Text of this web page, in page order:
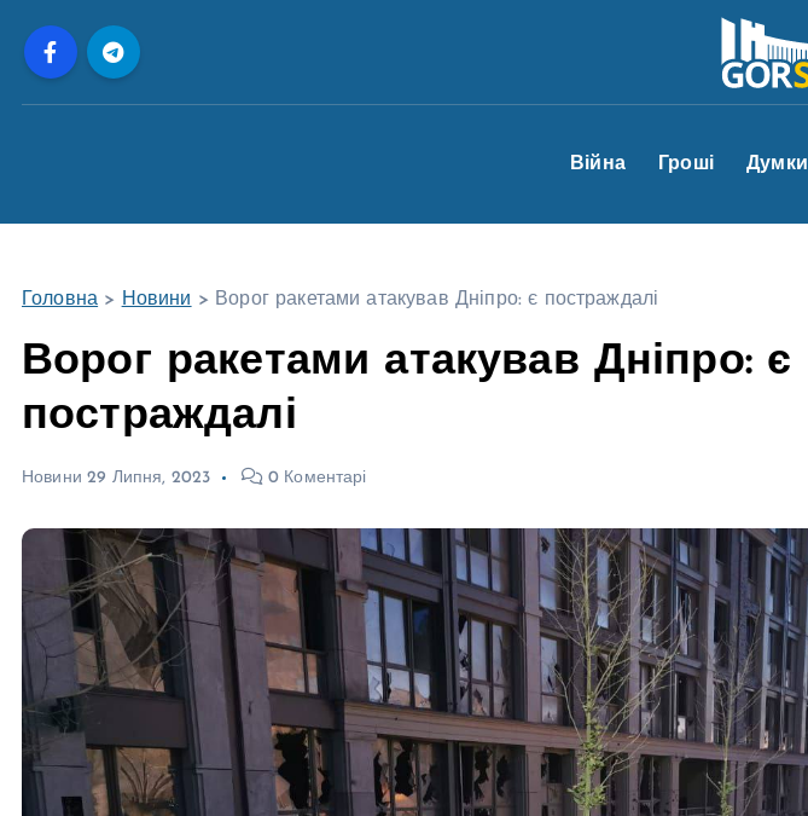
Війна Гроші Думки
Головна > Новини > Ворог ракетами атакував Дніпро: є постраждалі
Ворог ракетами атакував Дніпро: є
постраждалі
Новини 29 Липня, 2023 0 Коментарі